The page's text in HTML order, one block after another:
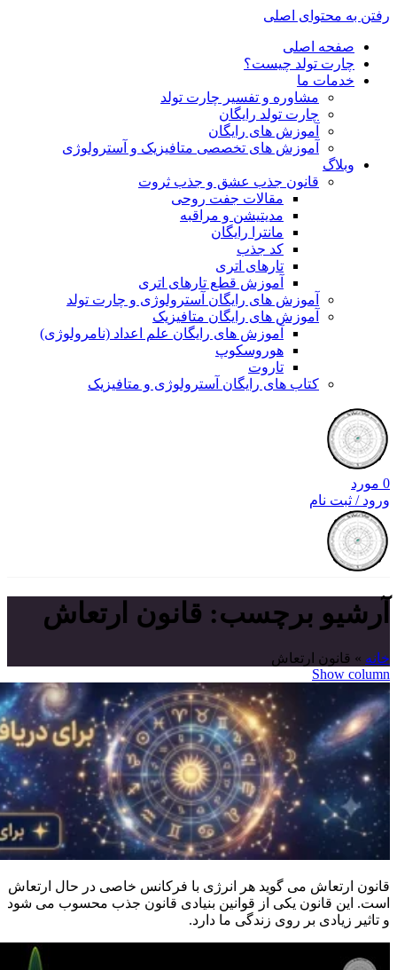
رفتن به محتوای اصلی
صفحه اصلی
چارت تولد چیست؟
خدمات ما
مشاوره و تفسیر چارت تولد
چارت تولد رایگان
آموزش های رایگان
آموزش های تخصصی متافیزیک و آسترولوژی
وبلاگ
قانون جذب عشق و جذب ثروت
مقالات جفت روحی
مدیتیشن و مراقبه
مانترا رایگان
کد جذب
تارهای اتری
آموزش قطع تارهای اتری
آموزش های رایگان آسترولوژی و چارت تولد
آموزش های رایگان متافیزیک
آموزش های رایگان علم اعداد (نامرولوژی)
هوروسکوپ
تاروت
کتاب های رایگان آسترولوژی و متافیزیک
0 مورد
ورود / ثبت نام
آرشیو برچسب: قانون ارتعاش
خانه » قانون ارتعاش
Show column
قانون ارتعاش می گوید هر انرژی با فرکانس خاصی در حال ارتعاش
است. این قانون یکی از قوانین بنیادی قانون جذب محسوب می شود
و تاثیر زیادی بر روی زندگی ما دارد.